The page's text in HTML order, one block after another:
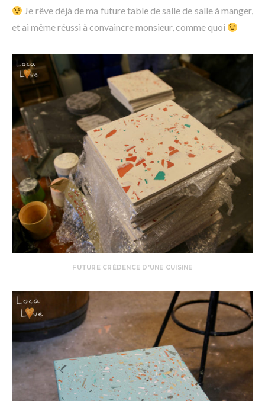
Je rêve déjà de ma future table de salle de salle à manger,
et ai même réussi à convaincre monsieur, comme quoi
FUTURE CRÉDENCE D’UNE CUISINE